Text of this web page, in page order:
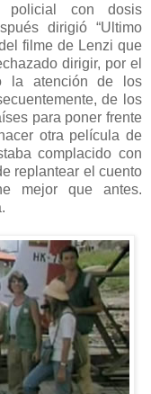
policial con dosis
dirigió “Ultimo
filme de Lenzi que
dirigir, por el
la atención de los
de los
para poner frente
otra película de
complacido con
replantear el cuento
mejor que antes.